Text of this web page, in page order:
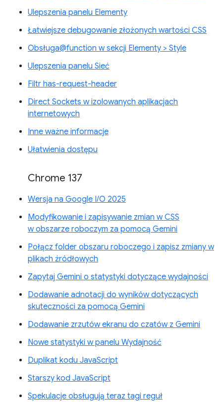
Ulepszenia panelu Elementy
Łatwiejsze debugowanie złożonych wartości CSS
Obsługa@function w sekcji Elementy > Style
Ulepszenia panelu Sieć
Filtr has-request-header
Direct Sockets w izolowanych aplikacjach
internetowych
Inne ważne informacje
Ułatwienia dostępu
Chrome 137
Wersja na Google I/O 2025
Modyfikowanie i zapisywanie zmian w CSS
w obszarze roboczym za pomocą Gemini
Połącz folder obszaru roboczego i zapisz zmiany w
plikach źródłowych
Zapytaj Gemini o statystyki dotyczące wydajności
Dodawanie adnotacji do wyników dotyczących
skuteczności za pomocą Gemini
Dodawanie zrzutów ekranu do czatów z Gemini
Nowe statystyki w panelu Wydajność
Duplikat kodu JavaScript
Starszy kod JavaScript
Spekulacje obsługują teraz tagi reguł